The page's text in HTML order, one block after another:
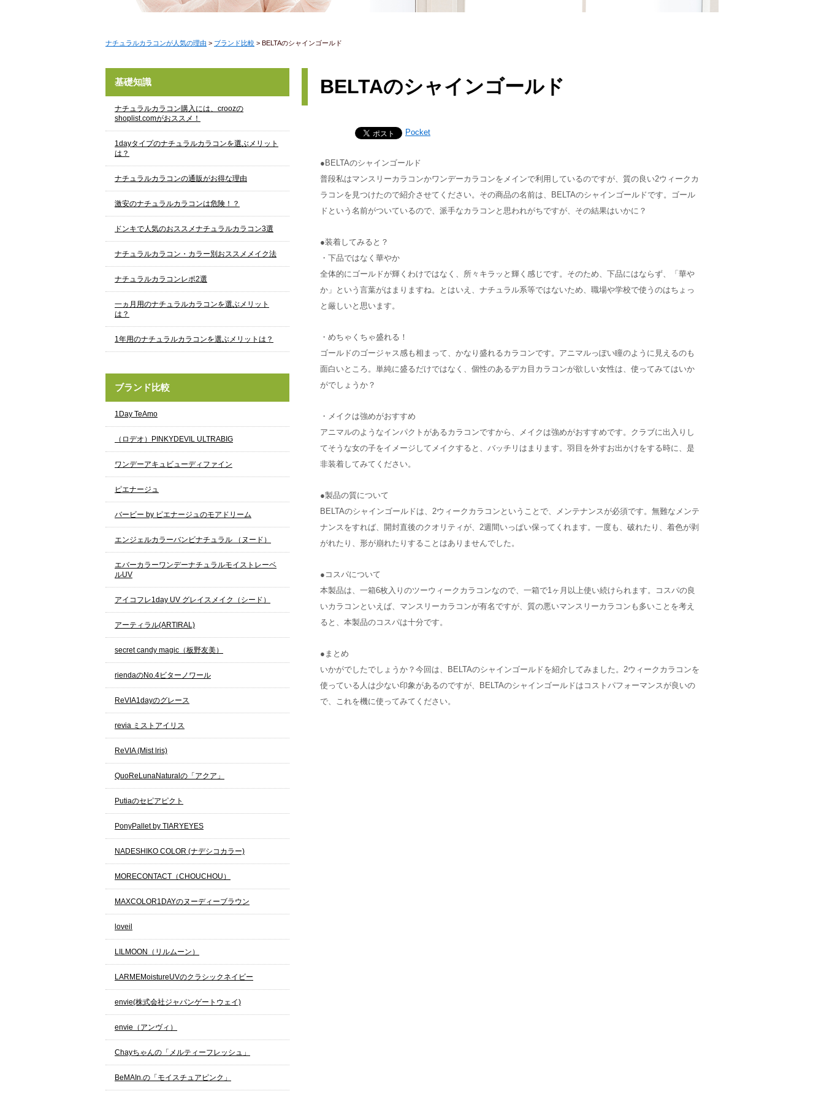
ナチュラルカラコンが人気の理由 > ブランド比較 > BELTAのシャインゴールド
BELTAのシャインゴールド
Pocket
●BELTAのシャインゴールド
普段私はマンスリーカラコンかワンデーカラコンをメインで利用しているのですが、質の良い2ウィークカ
ラコンを見つけたので紹介させてください。その商品の名前は、BELTAのシャインゴールドです。ゴール
ドという名前がついているので、派手なカラコンと思われがちですが、その結果はいかに？
●装着してみると？
・下品ではなく華やか
全体的にゴールドが輝くわけではなく、所々キラッと輝く感じです。そのため、下品にはならず、「華や
か」という言葉がはまりますね。とはいえ、ナチュラル系等ではないため、職場や学校で使うのはちょっ
と厳しいと思います。
・めちゃくちゃ盛れる！
ゴールドのゴージャス感も相まって、かなり盛れるカラコンです。アニマルっぽい瞳のように見えるのも
面白いところ。単純に盛るだけではなく、個性のあるデカ目カラコンが欲しい女性は、使ってみてはいか
がでしょうか？
・メイクは強めがおすすめ
アニマルのようなインパクトがあるカラコンですから、メイクは強めがおすすめです。クラブに出入りし
てそうな女の子をイメージしてメイクすると、バッチリはまります。羽目を外すお出かけをする時に、是
非装着してみてください。
●製品の質について
BELTAのシャインゴールドは、2ウィークカラコンということで、メンテナンスが必須です。無難なメンテ
ナンスをすれば、開封直後のクオリティが、2週間いっぱい保ってくれます。一度も、破れたり、着色が剥
がれたり、形が崩れたりすることはありませんでした。
●コスパについて
本製品は、一箱6枚入りのツーウィークカラコンなので、一箱で1ヶ月以上使い続けられます。コスパの良
いカラコンといえば、マンスリーカラコンが有名ですが、質の悪いマンスリーカラコンも多いことを考え
ると、本製品のコスパは十分です。
●まとめ
いかがでしたでしょうか？今回は、BELTAのシャインゴールドを紹介してみました。2ウィークカラコンを
使っている人は少ない印象があるのですが、BELTAのシャインゴールドはコストパフォーマンスが良いの
で、これを機に使ってみてください。
基礎知識
ナチュラルカラコン購入には、croozの
shoplist.comがおススメ！
1dayタイプのナチュラルカラコンを選ぶメリット
は？
ナチュラルカラコンの通販がお得な理由
激安のナチュラルカラコンは危険！？
ドンキで人気のおススメナチュラルカラコン3選
ナチュラルカラコン・カラー別おススメメイク法
ナチュラルカラコンレポ2選
一ヵ月用のナチュラルカラコンを選ぶメリット
は？
1年用のナチュラルカラコンを選ぶメリットは？
ブランド比較
1Day TeAmo
（ロデオ）PINKYDEVIL ULTRABIG
ワンデーアキュビューディファイン
ピエナージュ
バービー by ピエナージュのモアドリーム
エンジェルカラーバンビナチュラル （ヌード）
エバーカラーワンデーナチュラルモイストレーベ
ルUV
アイコフレ1day UV グレイスメイク（シード）
アーティラル(ARTIRAL)
secret candy magic（板野友美）
riendaのNo.4ビターノワール
ReVIA1dayのグレース
revia ミストアイリス
ReVIA (Mist lris)
QuoReLunaNaturalの「アクア」
Putiaのセピアピクト
PonyPallet by TIARYEYES
NADESHIKO COLOR (ナデシコカラー)
MORECONTACT（CHOUCHOU）
MAXCOLOR1DAYのヌーディーブラウン
loveil
LILMOON（リルムーン）
LARMEMoistureUVのクラシックネイビー
envie(株式会社ジャパンゲートウェイ)
envie（アンヴィ）
Chayちゃんの「メルティーフレッシュ」
BeMAIn.の「モイスチュアピンク」